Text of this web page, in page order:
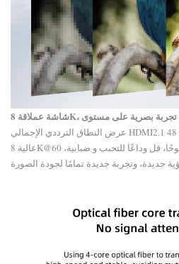
عرض النطاق الترددي الإجمالي HDMI2.1 48 جيجابت في الثانية، يدعم دقة
عالية 8K@60 هرتز، مجال رؤية أكبر وأكثر وضوحًا، قل وداعًا للتحبب و ضبابية،